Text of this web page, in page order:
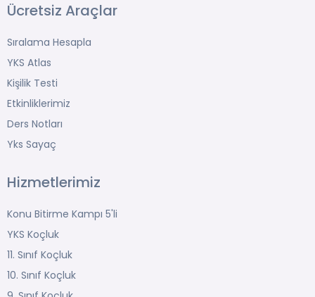
Ücretsiz Araçlar
Sıralama Hesapla
YKS Atlas
Kişilik Testi
Etkinliklerimiz
Ders Notları
Yks Sayaç
Hizmetlerimiz
Konu Bitirme Kampı 5'li
YKS Koçluk
11. Sınıf Koçluk
10. Sınıf Koçluk